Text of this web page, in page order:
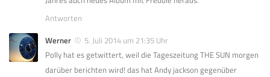
Antworten
Werner
5. Juli 2014 um 21:35 Uhr
Polly hat es getwittert, weil die Tageszeitung THE SUN morgen
darüber berichten wird! das hat Andy jackson gegenüber